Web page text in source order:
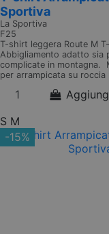
Sportiva
La Sportiva
F25
T-shirt leggera Route M
Abbigliamento adatto sia
complicate in montagna.
per arrampicata su roccia
S M
-15%